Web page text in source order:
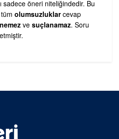
sadece öneri niteliğindedir. Bu
olumsuzluklarcevap
ve suçlanamaz. Soru